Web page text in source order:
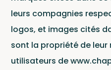
leurs compagnies
logos, et images cités
sont la propriété de leur
utilisateurs de
Pour
envoyer vos
démos
cliquez ici